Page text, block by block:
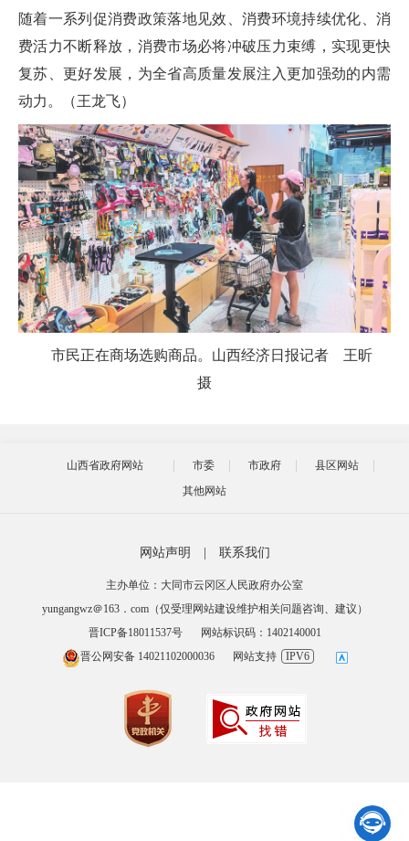

随着一系列促消费政策落地见效、消费环境持续优化、消
费活力不断释放，消费市场必将冲破压力束缚，实现更快
复苏、更好发展，为全省高质量发展注入更加强劲的内需
动力。（王龙飞）
市民正在商场选购商品。山西经济日报记者 王昕
摄
山西省政府网站 市委 市政府
县区网站
其他网站
网站声明 联系我们
主办单位：大同市云冈区人民政府办公室
yungangwz＠163．com（仅受理网站建设维护相关问题咨询、建议）
晋ICP备18011537号
网站标识码：1402140001
晋公网安备 14021102000036
网站支持 IPV6